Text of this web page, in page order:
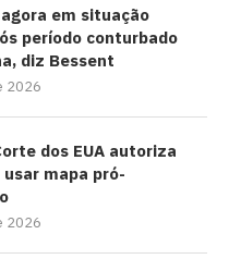
em situação
período conturbado
diz Bessent
2026
dos EUA autoriza
mapa pró-
2026